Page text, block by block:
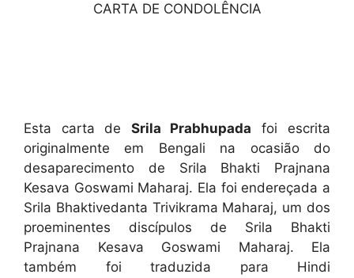
CARTA DE CONDOLÊNCIA
Esta carta de Srila Prabhupada foi escrita
originalmente em Bengali na ocasião do
desaparecimento de Srila Bhakti Prajnana
Kesava Goswami Maharaj. Ela foi endereçada a
Srila Bhaktivedanta Trivikrama Maharaj, um dos
proeminentes discípulos de Srila Bhakti
Prajnana Kesava Goswami Maharaj. Ela
também foi traduzida para Hindi